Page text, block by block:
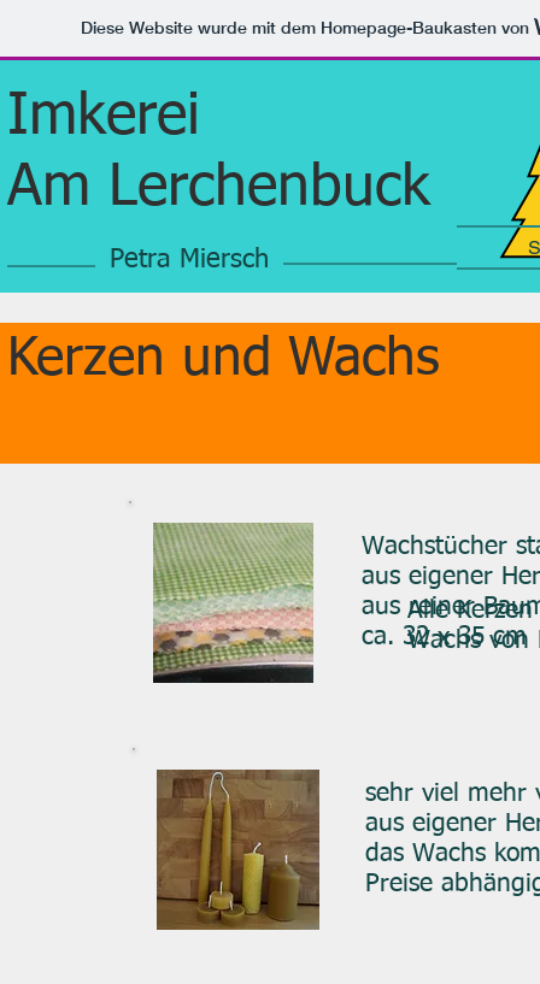
Diese Website wurde mit dem Homepage-Baukasten von
Imkerei
Am Lerchenbuck
Petra Miersch
Kerzen und Wachs
Alle
Wachs von
Wachstücher
aus eigener
aus reiner
ca. 32 x 35
sehr viel mehr
aus eigener
das Wachs
Preise